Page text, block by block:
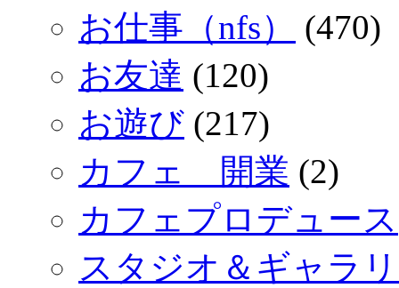
お仕事（nfs）
(470)
お友達 (120)
お遊び (217)
カフェ 開業 (2)
カフェプロデュース
スタジオ＆ギャラ